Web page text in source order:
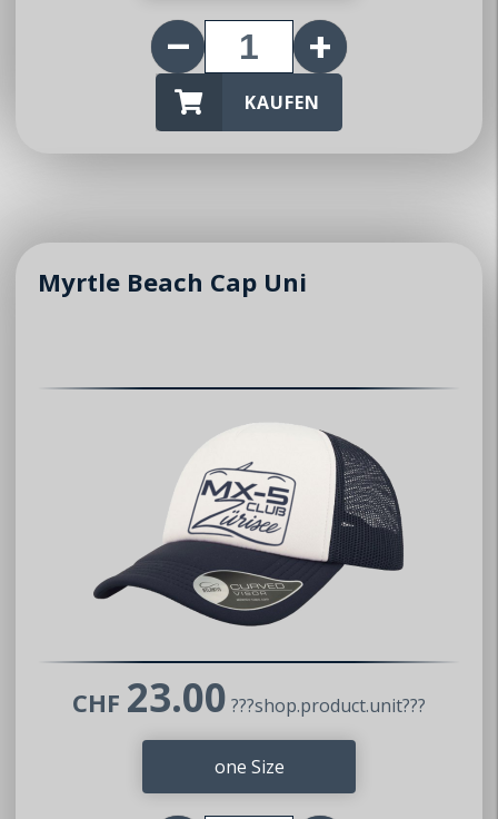
KAUFEN
Myrtle Beach Cap Uni
CHF 23.00 ???shop.product.unit???
one Size
News / Events
Jahresprogramm
Datenschutz
Partner
inteco edv ag
Mazda Club Schweiz